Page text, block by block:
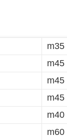
m35
m45
m45
m45
m40
m60